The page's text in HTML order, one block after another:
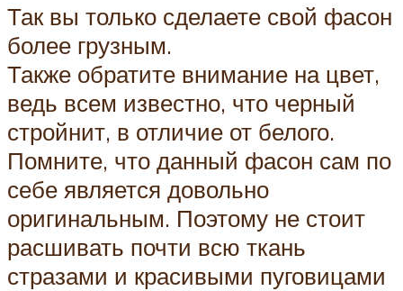
Так вы только сделаете свой фасон
более грузным.
Также обратите внимание на цвет,
ведь всем известно, что черный
стройнит, в отличие от белого.
Помните, что данный фасон сам по
себе является довольно
оригинальным. Поэтому не стоит
расшивать почти всю ткань
стразами и красивыми пуговицами